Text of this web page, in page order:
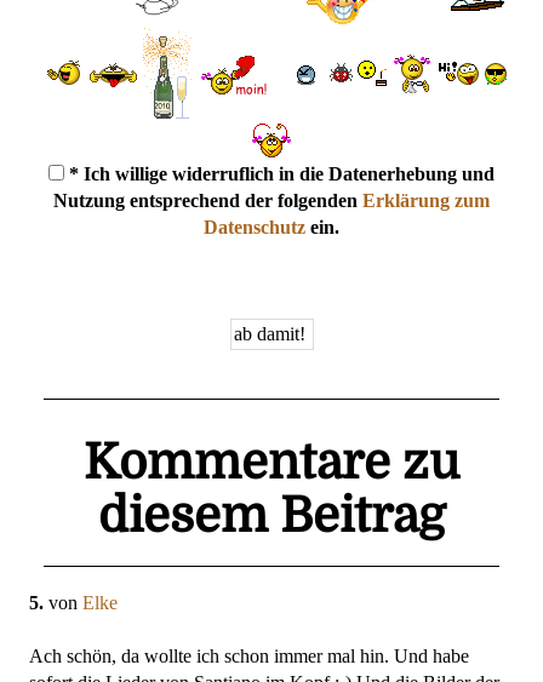
* Ich willige widerruflich in die Datenerhebung und
Nutzung entsprechend der folgenden Erklärung zum
Datenschutz ein.
Kommentare zu
diesem Beitrag
5. von Elke
Ach schön, da wollte ich schon immer mal hin. Und habe